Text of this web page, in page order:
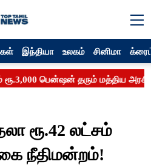
இந்தியா உலகம் சினிமா
ரூ.42 லட்சம்
நீதிமன்றம்!